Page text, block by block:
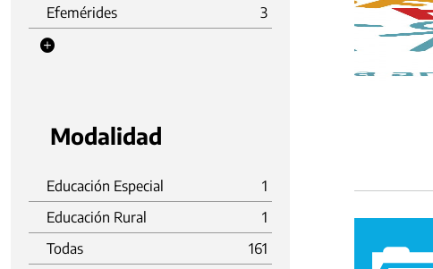
Efemérides
3
Modalidad
Educación Especial
1
Educación Rural
1
Todas
161